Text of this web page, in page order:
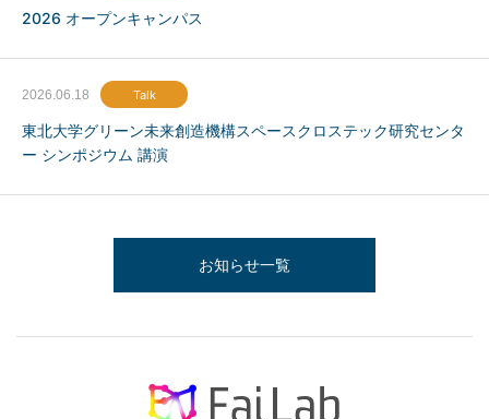
2026 オープンキャンパス
2026.06.18 Talk
東北大学グリーン未来創造機構スペースクロステック研究センタ
ー シンポジウム 講演
お知らせ一覧